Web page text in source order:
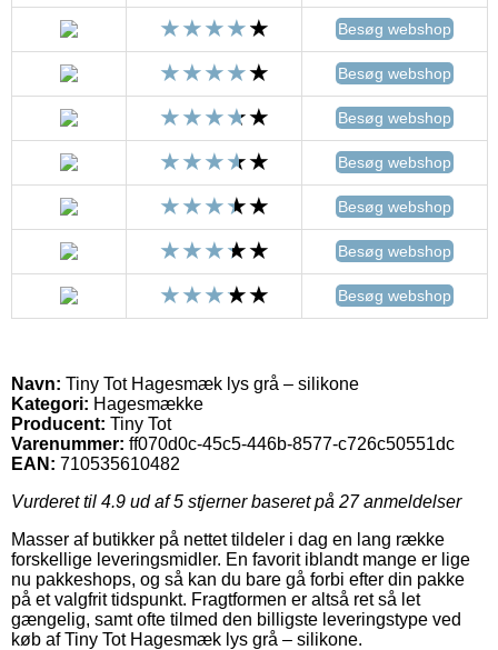
Besøg webshop
Besøg webshop
Besøg webshop
Besøg webshop
Besøg webshop
Besøg webshop
Besøg webshop
Navn: Tiny Tot Hagesmæk lys grå – silikone
Kategori: Hagesmække
Producent: Tiny Tot
Varenummer: ff070d0c-45c5-446b-8577-c726c50551dc
EAN: 710535610482
Vurderet til 4.9 ud af 5 stjerner baseret på 27anmeldelser
Masser af butikker på nettet tildeler i dag en lang række
forskellige leveringsmidler. En favorit iblandt mange er lige
nu pakkeshops, og så kan du bare gå forbi efter din pakke
på et valgfrit tidspunkt. Fragtformen er altså ret så let
gængelig, samt ofte tilmed den billigste leveringstype ved
køb af Tiny Tot Hagesmæk lys grå – silikone.